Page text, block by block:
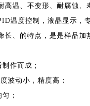
温、不变形、耐腐蚀
温度控制，液晶显示，
、的特点，是是样品加
作而成；
波动小，精度高；
；